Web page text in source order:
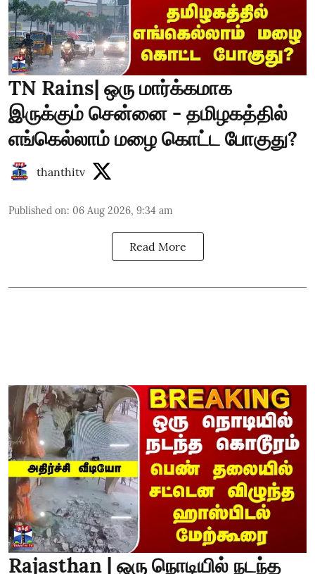
TN Rains| ஒரு மார்க்கமாக
இருக்கும் சென்னை - தமிழகத்தில்
எங்கெல்லாம் மழை கொட்ட போகுது?
thanthitv
Published on: 06 Aug 2026, 9:34 am
Read More
Rajasthan | ஒரு நொடியில் நடந்த